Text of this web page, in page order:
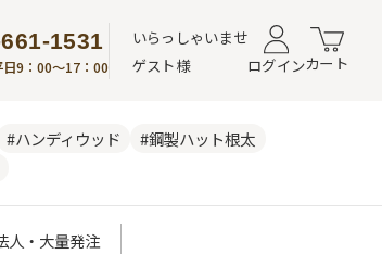
1531
日9：00～17：00
いらっしゃいませ
ゲスト様
ログインカート
#ハンディウッド
#鋼製ハット根太
人・大量発注